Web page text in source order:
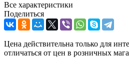
Все характеристики
Поделиться
Цена действительна только для
отличаться от цен в розничных